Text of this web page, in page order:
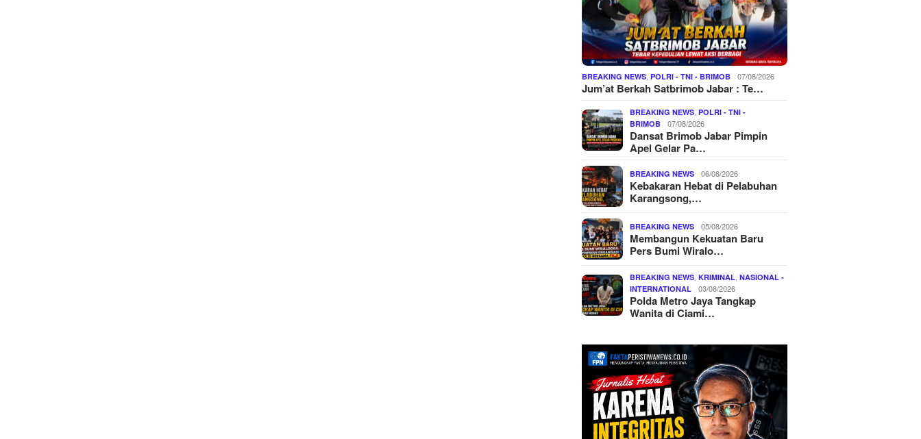
BREAKING NEWS,POLRI - TNI - BRIMOB 07/08/2026
Jum’at Berkah Satbrimob Jabar : Te…
BREAKING NEWS,POLRI - TNI -
BRIMOB
07/08/2026
Dansat Brimob Jabar Pimpin
Apel Gelar Pa…
BREAKING NEWS 06/08/2026
Kebakaran Hebat di Pelabuhan
Karangsong,…
BREAKING NEWS 05/08/2026
Membangun Kekuatan Baru
Pers Bumi Wiralo…
BREAKING NEWS,KRIMINAL,NASIONAL -
INTERNATIONAL
03/08/2026
Polda Metro Jaya Tangkap
Wanita di Ciami…